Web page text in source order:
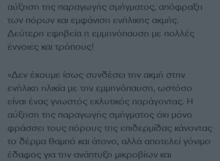
αύξηση της παραγωγής σμήγματος, απόφραξη
των πόρων και εμφάνιση ενήλικης ακμής.
Δεύτερη εφηβεία η εμμηνόπαυση με πολλές
έννοιες και τρόπους!
«Δεν έχουμε ίσως συνδέσει την ακμή στην
ενήλικη ηλικία με την εμμηνόπαυση, ωστόσο
είναι ένας γνωστός εκλυτικός παράγοντας. Η
αύξηση της παραγωγής σμήγματος όχι μόνο
φράσσει τους πόρους της επιδερμίδας κάνοντας
το δέρμα θαμπό και άτονο, αλλά αποτελεί γόνιμο
έδαφος για την ανάπτυξη μικροβίων και